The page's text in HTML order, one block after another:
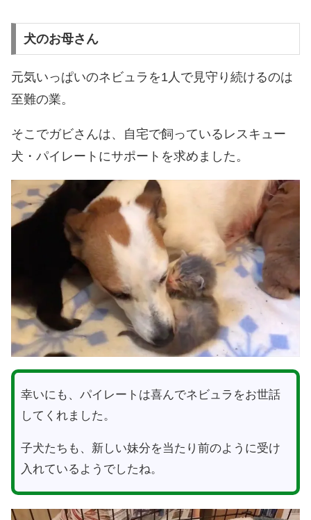
犬のお母さん
元気いっぱいのネビュラを1人で見守り続けるのは
至難の業。
そこでガビさんは、自宅で飼っているレスキュー
犬・パイレートにサポートを求めました。
幸いにも、パイレートは喜んでネビュラをお世話
してくれました。
子犬たちも、新しい妹分を当たり前のように受け
入れているようでしたね。